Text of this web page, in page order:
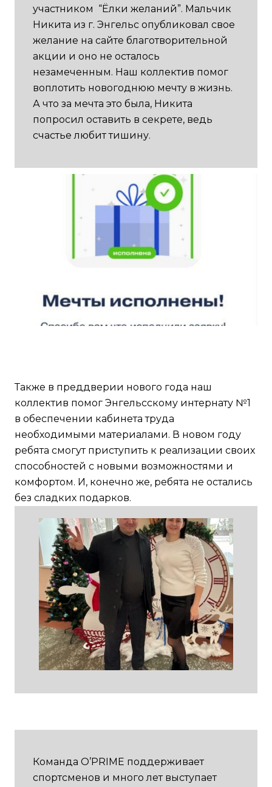
участником “Ёлки желаний”. Мальчик
Никита из г. Энгельс опубликовал свое
желание на сайте благотворительной
акции и оно не осталось
незамеченным. Наш коллектив помог
воплотить новогоднюю мечту в жизнь.
А что за мечта это была, Никита
попросил оставить в секрете, ведь
счастье любит тишину.
Также в преддверии нового года наш
коллектив помог Энгельсскому интернату №1
в обеспечении кабинета труда
необходимыми материалами. В новом году
ребята смогут приступить к реализации своих
способностей с новыми возможностями и
комфортом. И, конечно же, ребята не остались
без сладких подарков.
Команда O’PRIME поддерживает
спортсменов и много лет выступает